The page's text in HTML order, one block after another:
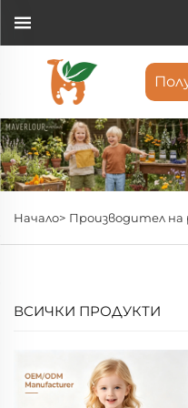
Начало> Производител на
ВСИЧКИ ПРОДУКТИ